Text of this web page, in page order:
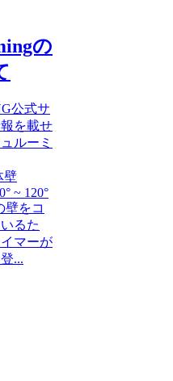
の
公式サ
を載せ
ルーミ
壁
~ 120°
壁をコ
るた
マーが
...